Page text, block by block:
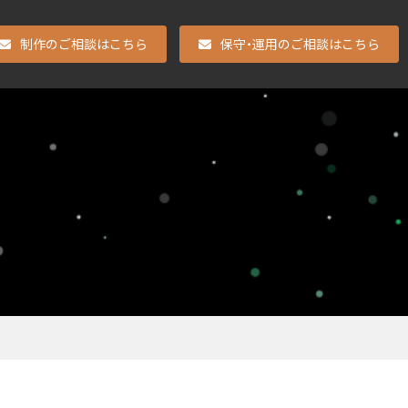
制作のご相談はこちら 保守・運用のご相談はこちら